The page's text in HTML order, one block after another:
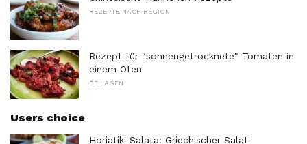
REZEPTE NACH REGION
Rezept für "sonnengetrocknete" Tomaten in
einem Ofen
BEILAGEN
Users choice
Horiatiki Salata: Griechischer Salat